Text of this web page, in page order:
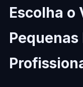
Escolha o
Pequenas